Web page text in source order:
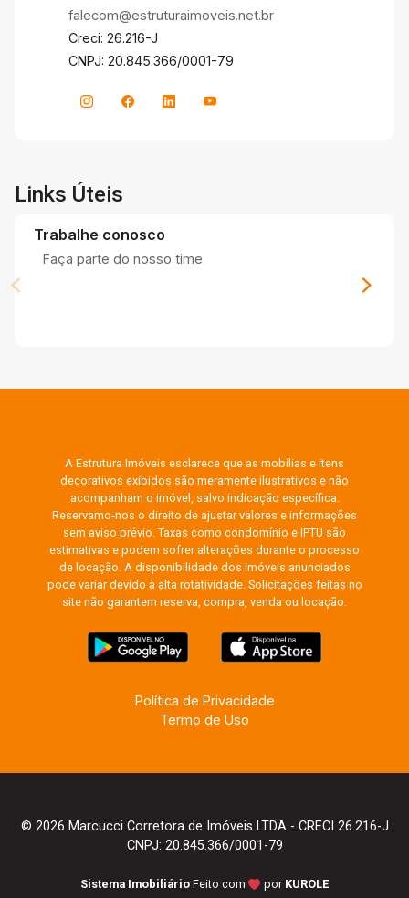
falecom@estruturaimoveis.net.br
Creci: 26.216-J
CNPJ: 20.845.366/0001-79
Links Úteis
Trabalhe conosco
Faça parte do nosso time
A Estrutura Imóveis esclarece que as mobílias e itens
decorativos exibidos são meramente ilustrativos e não
acompanham o imóvel, salvo indicação específica.
Reservamo-nos o direito de ajustar valores e informações
sem aviso prévio. Taxas como condomínio e IPTU são
estimativas e podem sofrer alterações durante o processo
de locação. A disponibilidade dos imóveis anunciados
pode variar devido à alta rotatividade. Solicitações feitas no
site não garantem reserva, compra, venda ou locação.
Política de Privacidade
Termo de Uso
© 2026 Marcucci Corretora de Imóveis LTDA - CRECI 26.216-J
CNPJ: 20.845.366/0001-79
Sistema Imobiliário Feito com por KUROLE